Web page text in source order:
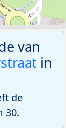
van
in
de
30.